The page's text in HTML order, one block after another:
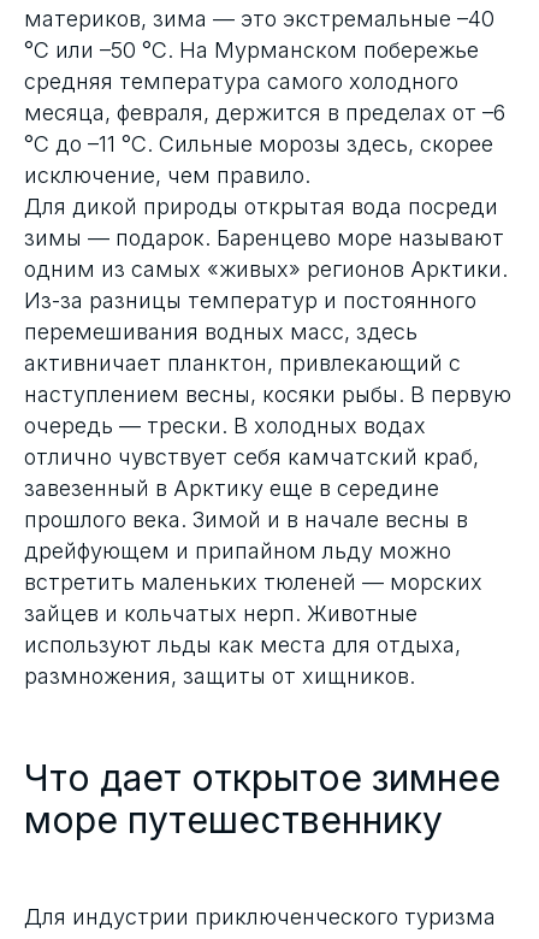
материков, зима — это экстремальные –40
°C или –50 °C. На Мурманском побережье
средняя температура самого холодного
месяца, февраля, держится в пределах от –6
°C до –11 °C. Сильные морозы здесь, скорее
исключение, чем правило.
Для дикой природы открытая вода посреди
зимы — подарок. Баренцево море называют
одним из самых «живых» регионов Арктики.
Из-за разницы температур и постоянного
перемешивания водных масс, здесь
активничает планктон, привлекающий с
наступлением весны, косяки рыбы. В первую
очередь — трески. В холодных водах
отлично чувствует себя камчатский краб,
завезенный в Арктику еще в середине
прошлого века. Зимой и в начале весны в
дрейфующем и припайном льду можно
встретить маленьких тюленей — морских
зайцев и кольчатых нерп. Животные
используют льды как места для отдыха,
размножения, защиты от хищников.
Что дает открытое зимнее
море путешественнику
Для индустрии приключенческого туризма